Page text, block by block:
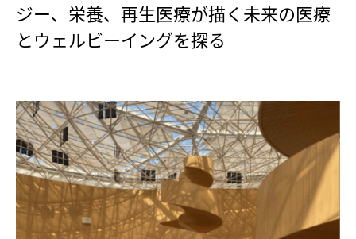
ジー、栄養、再生医療が描く未来の医療
とウェルビーイングを探る